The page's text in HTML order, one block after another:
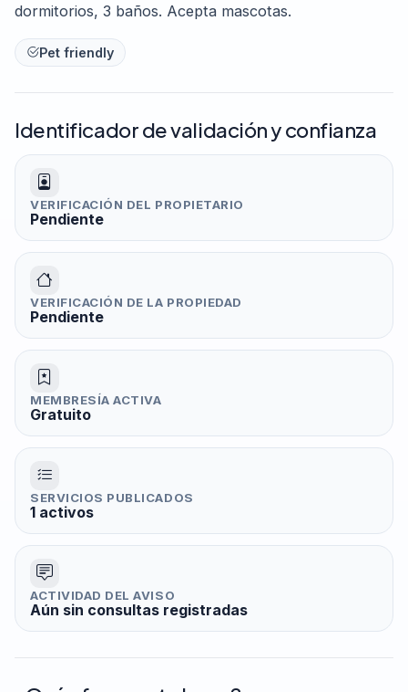
dormitorios, 3 baños. Acepta mascotas.
Pet friendly
Identificador de validación y confianza
VERIFICACIÓN DEL PROPIETARIO
Pendiente
VERIFICACIÓN DE LA PROPIEDAD
Pendiente
MEMBRESÍA ACTIVA
Gratuito
SERVICIOS PUBLICADOS
1 activos
ACTIVIDAD DEL AVISO
Aún sin consultas registradas